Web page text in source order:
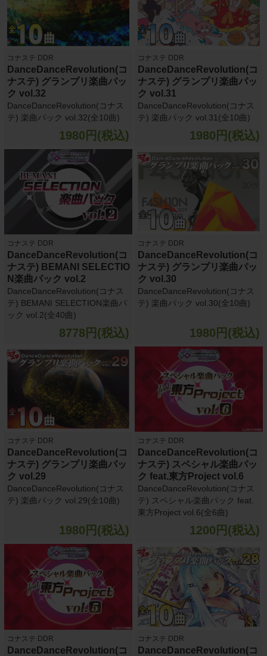
コナステ DDR
DanceDanceRevolution(コ
ナステ) グランプリ楽曲パッ
ク vol.32
DanceDanceRevolution(コナス
テ) 楽曲パック vol.32(全10曲)
1980円(税込)
コナステ DDR
DanceDanceRevolution(コ
ナステ) グランプリ楽曲パッ
ク vol.31
DanceDanceRevolution(コナス
テ) 楽曲パック vol.31(全10曲)
1980円(税込)
コナステ DDR
DanceDanceRevolution(コ
ナステ) BEMANI SELECTIO
N楽曲パック vol.2
DanceDanceRevolution(コナス
テ) BEMANI SELECTION楽曲パ
ック vol.2(全40曲)
8778円(税込)
コナステ DDR
DanceDanceRevolution(コ
ナステ) グランプリ楽曲パッ
ク vol.30
DanceDanceRevolution(コナス
テ) 楽曲パック vol.30(全10曲)
1980円(税込)
コナステ DDR
DanceDanceRevolution(コ
ナステ) グランプリ楽曲パッ
ク vol.29
DanceDanceRevolution(コナス
テ) 楽曲パック vol.29(全10曲)
1980円(税込)
コナステ DDR
DanceDanceRevolution(コ
ナステ) スペシャル楽曲パッ
ク feat.東方Project vol.6
DanceDanceRevolution(コナス
テ) スペシャル楽曲パック feat.
東方Project vol.6(全6曲)
1200円(税込)
コナステ DDR
DanceDanceRevolution(コ
コナステ DDR
DanceDanceRevolution(コ